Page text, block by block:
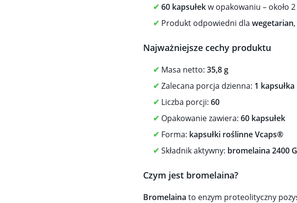
✔ 60 kapsułekw opakowaniu – około
✔ Produkt odpowiedni dla wegetarian
Najważniejsze cechy produktu
✔ Masa netto: 35,8 g
✔ Zalecana porcja dzienna: 1 kapsułka
✔ Liczba porcji: 60
✔ Opakowanie zawiera: 60 kapsułek
✔ Forma: kapsułki roślinne Vcaps®
✔ Składnik aktywny: bromelaina 2400
Czym jest bromelaina?
Bromelaina to enzym proteolityczny